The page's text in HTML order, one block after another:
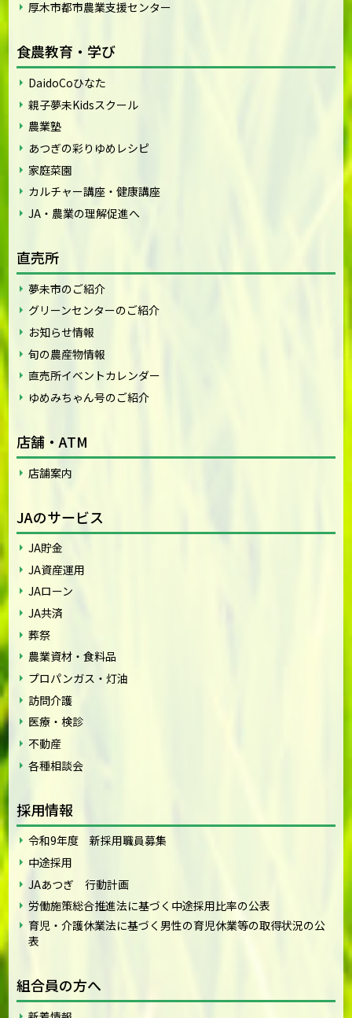
厚木市都市農業支援センター
食農教育・学び
DaidoCoひなた
親子夢未Kidsスクール
農業塾
あつぎの彩りゆめレシピ
家庭菜園
カルチャー講座・健康講座
JA・農業の理解促進へ
直売所
夢未市のご紹介
グリーンセンターのご紹介
お知らせ情報
旬の農産物情報
直売所イベントカレンダー
ゆめみちゃん号のご紹介
店舗・ATM
店舗案内
JAのサービス
JA貯金
JA資産運用
JAローン
JA共済
葬祭
農業資材・食料品
プロパンガス・灯油
訪問介護
医療・検診
不動産
各種相談会
採用情報
令和9年度 新採用職員募集
中途採用
JAあつぎ 行動計画
労働施策総合推進法に基づく中途採用比率の公表
育児・介護休業法に基づく男性の育児休業等の取得状況の公
表
組合員の方へ